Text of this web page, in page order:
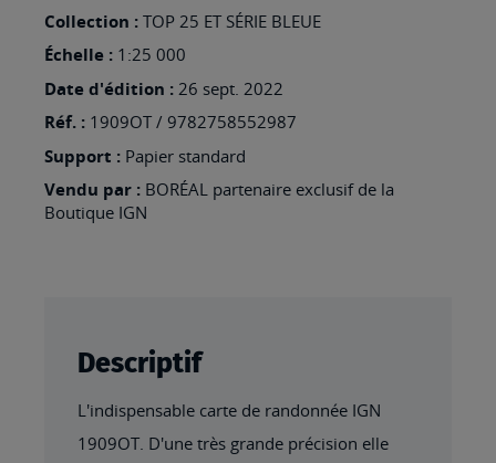
EN-
Collection : TOP 25 ET SÉRIE BLEUE
Échelle : 1:25 000
Date d'édition : 26 sept. 2022
Réf. : 1909OT / 9782758552987
Support : Papier standard
Vendu par : BORÉAL partenaire exclusif de la
Boutique IGN
Descriptif
L'indispensable carte de randonnée IGN
1909OT. D'une très grande précision elle